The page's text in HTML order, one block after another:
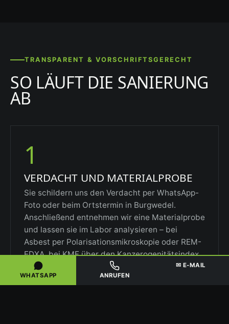
TRANSPARENT & VORSCHRIFTSGERECHT
SO LÄUFT DIE SANIERUNG
AB
1
VERDACHT UND MATERIALPROBE
Sie schildern uns den Verdacht per WhatsApp-
Foto oder beim Ortstermin in Burgwedel.
Anschließend entnehmen wir eine Materialprobe
und lassen sie im Labor analysieren – bei
Asbest per Polarisationsmikroskopie oder REM-
EDXA, bei KMF über den Kanzerogenitätsindex.
WHATSAPP ANRUFEN
✉ E-MAIL